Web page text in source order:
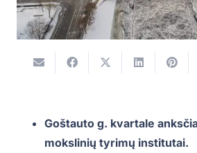
Goštauto g. kvartale
mokslinių tyrimų institutai.